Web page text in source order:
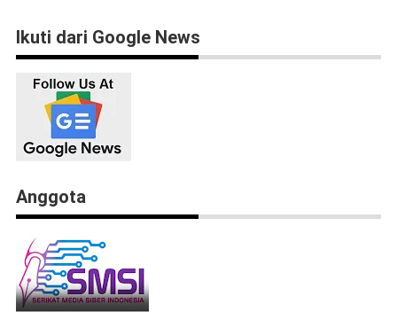
Ikuti dari Google News
Anggota